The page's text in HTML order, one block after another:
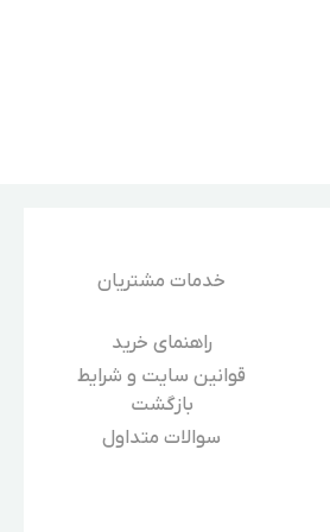
خدمات مشتریان
راهنمای خرید
قوانین سایت و شرایط
بازگشت
سوالات متداول